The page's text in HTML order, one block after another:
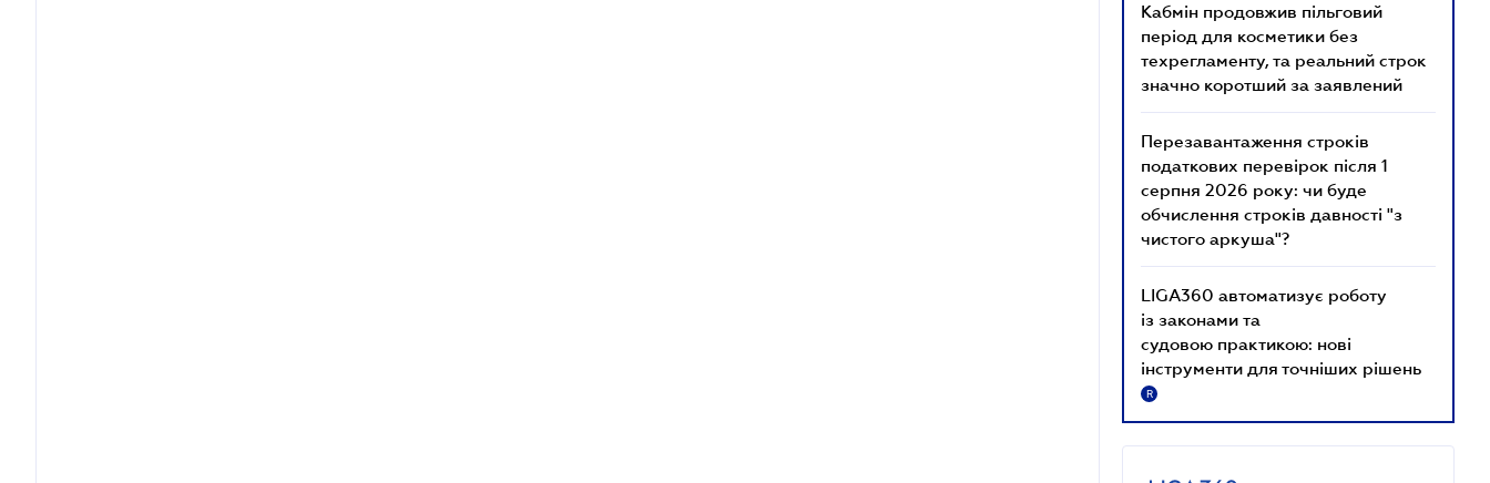
Кабмін продовжив пільговий
період для косметики без
техрегламенту, та реальний строк
значно коротший за заявлений
Перезавантаження строків
податкових перевірок після 1
серпня 2026 року: чи буде
обчислення строків давності "з
чистого аркуша"?
LIGA360 автоматизує роботу
із законами та
судовою практикою: нові
інструменти для точніших рішень
R